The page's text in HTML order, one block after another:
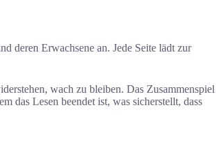
deren Erwachsene an. Jede Seite lädt zur
wach zu bleiben. Das Zusammenspiel
das Lesen beendet ist, was sicherstellt, dass